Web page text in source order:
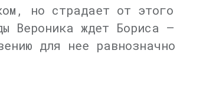
но страдает от этого
Вероника ждет Бориса —
для нее равнозначно